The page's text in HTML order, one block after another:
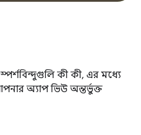
স্পর্শবিন্দুগুলি কী কী, এর মধ্যে
অ্যাপ ভিউ অন্তর্ভুক্ত